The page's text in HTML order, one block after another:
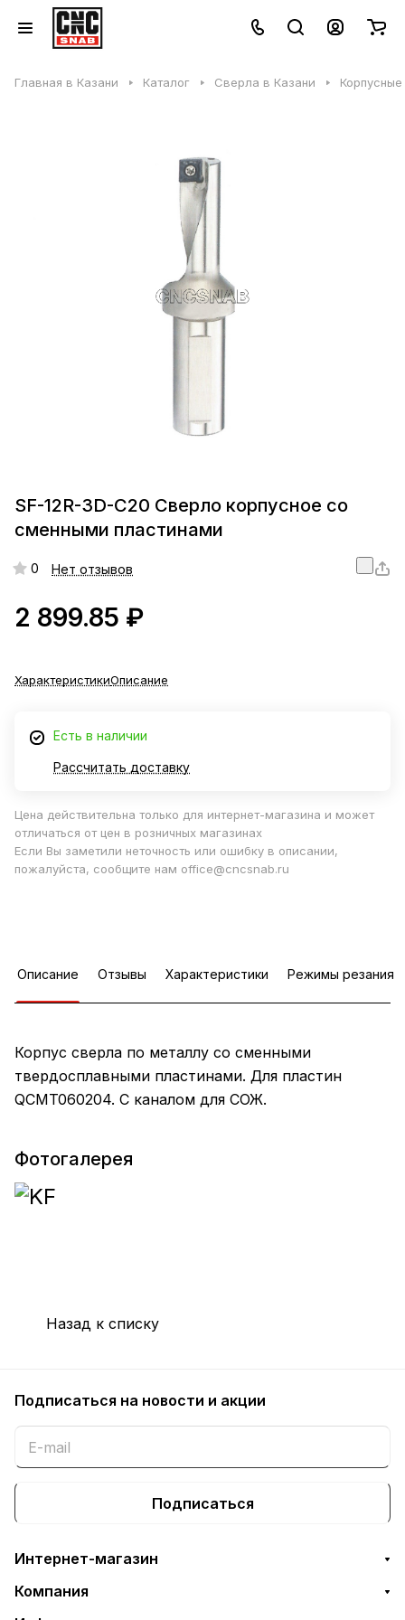
Главная в Казани Каталог Сверла в Казани
SF-12R-3D-C20 Сверло корпусное со
сменными пластинами
0 Нет отзывов
2 899.85 ₽
ХарактеристикиОписание
Есть в наличии
Рассчитать доставку
Цена действительна только для интернет-магазина и может
отличаться от цен в розничных магазинах
Если Вы заметили неточность или ошибку в описании,
пожалуйста, сообщите нам office@cncsnab.ru
Описание Отзывы Характеристики Режимы резания
Корпус сверла по металлу со сменными
твердосплавными пластинами. Для пластин
QCMT060204. С каналом для СОЖ.
Фотогалерея
Назад к списку
Подписаться на новости и акции
Подписаться
Интернет-магазин
Компания